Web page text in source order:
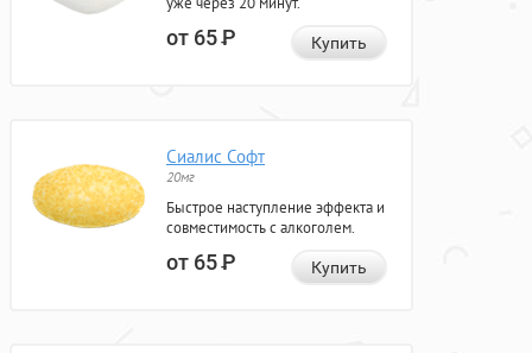
от 65Р Купить
Сиалис Софт
20мг
Быстрое наступление эффекта и
совместимость с алкоголем.
от 65Р Купить